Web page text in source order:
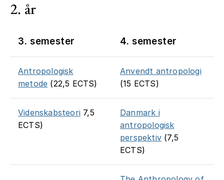
2. år
3. semester 4. semester
Antropologisk
metode (22,5 ECTS)
Anvendt antropologi
(15 ECTS)
Videnskabsteori 7,5
ECTS)
Danmark i
antropologisk
perspektiv (7,5
ECTS)